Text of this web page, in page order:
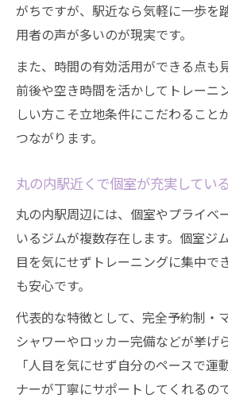
がちですが、駅近なら気軽に一歩を
用者の声が多いのが現実です。
また、時間の有効活用ができる点も
前後や空き時間を活かしてトレーニ
しい方こそ立地条件にこだわること
つながります。
丸の内駅近くで個室が充実してい
丸の内駅周辺には、個室やプライベ
いるジムが複数存在します。個室ジ
目を気にせずトレーニングに集中で
も安心です。
代表的な特徴として、完全予約制・
シャワーやロッカー完備などが挙げ
「人目を気にせず自分のペースで運
ナーが丁寧にサポートしてくれるの